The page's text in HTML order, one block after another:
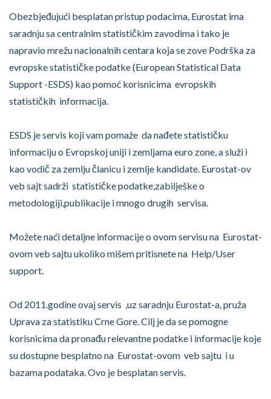
Obezbjeđujući besplatan pristup podacima, Eurostat ima
saradnju sa centralnim statističkim zavodima i tako je
napravio mrežu nacionalnih centara koja se zove Podrška za
evropske statističke podatke (European Statistical Data
Support -ESDS) kao pomoć korisnicima evropskih
statističkih informacija.
ESDS je servis koji vam pomaže da nađete statističku
informaciju o Evropskoj uniji i zemljama euro zone, a služi i
kao vodič za zemlju članicu i zemlje kandidate. Eurostat-ov
veb sajt sadrži statističke podatke,zabilješke o
metodologiji,publikacije i mnogo drugih servisa.
Možete naći detaljne informacije o ovom servisu na Eurostat-
ovom veb sajtu ukoliko mišem pritisnete na Help/User
support.
Od 2011.godine ovaj servis ,uz saradnju Eurostat-a, pruža
Uprava za statistiku Crne Gore. Cilj je da se pomogne
korisnicima da pronađu relevantne podatke i informacije koje
su dostupne besplatno na Eurostat-ovom veb sajtu i u
bazama podataka. Ovo je besplatan servis.